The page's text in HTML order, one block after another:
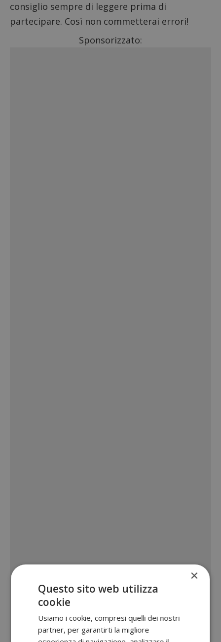
consiglio sempre di leggere prima di
partecipare. Così non commetterai errori!
Sponsorizzato:
×
Questo sito web utilizza
cookie
Usiamo i cookie, compresi quelli dei nostri
partner, per garantirti la migliore